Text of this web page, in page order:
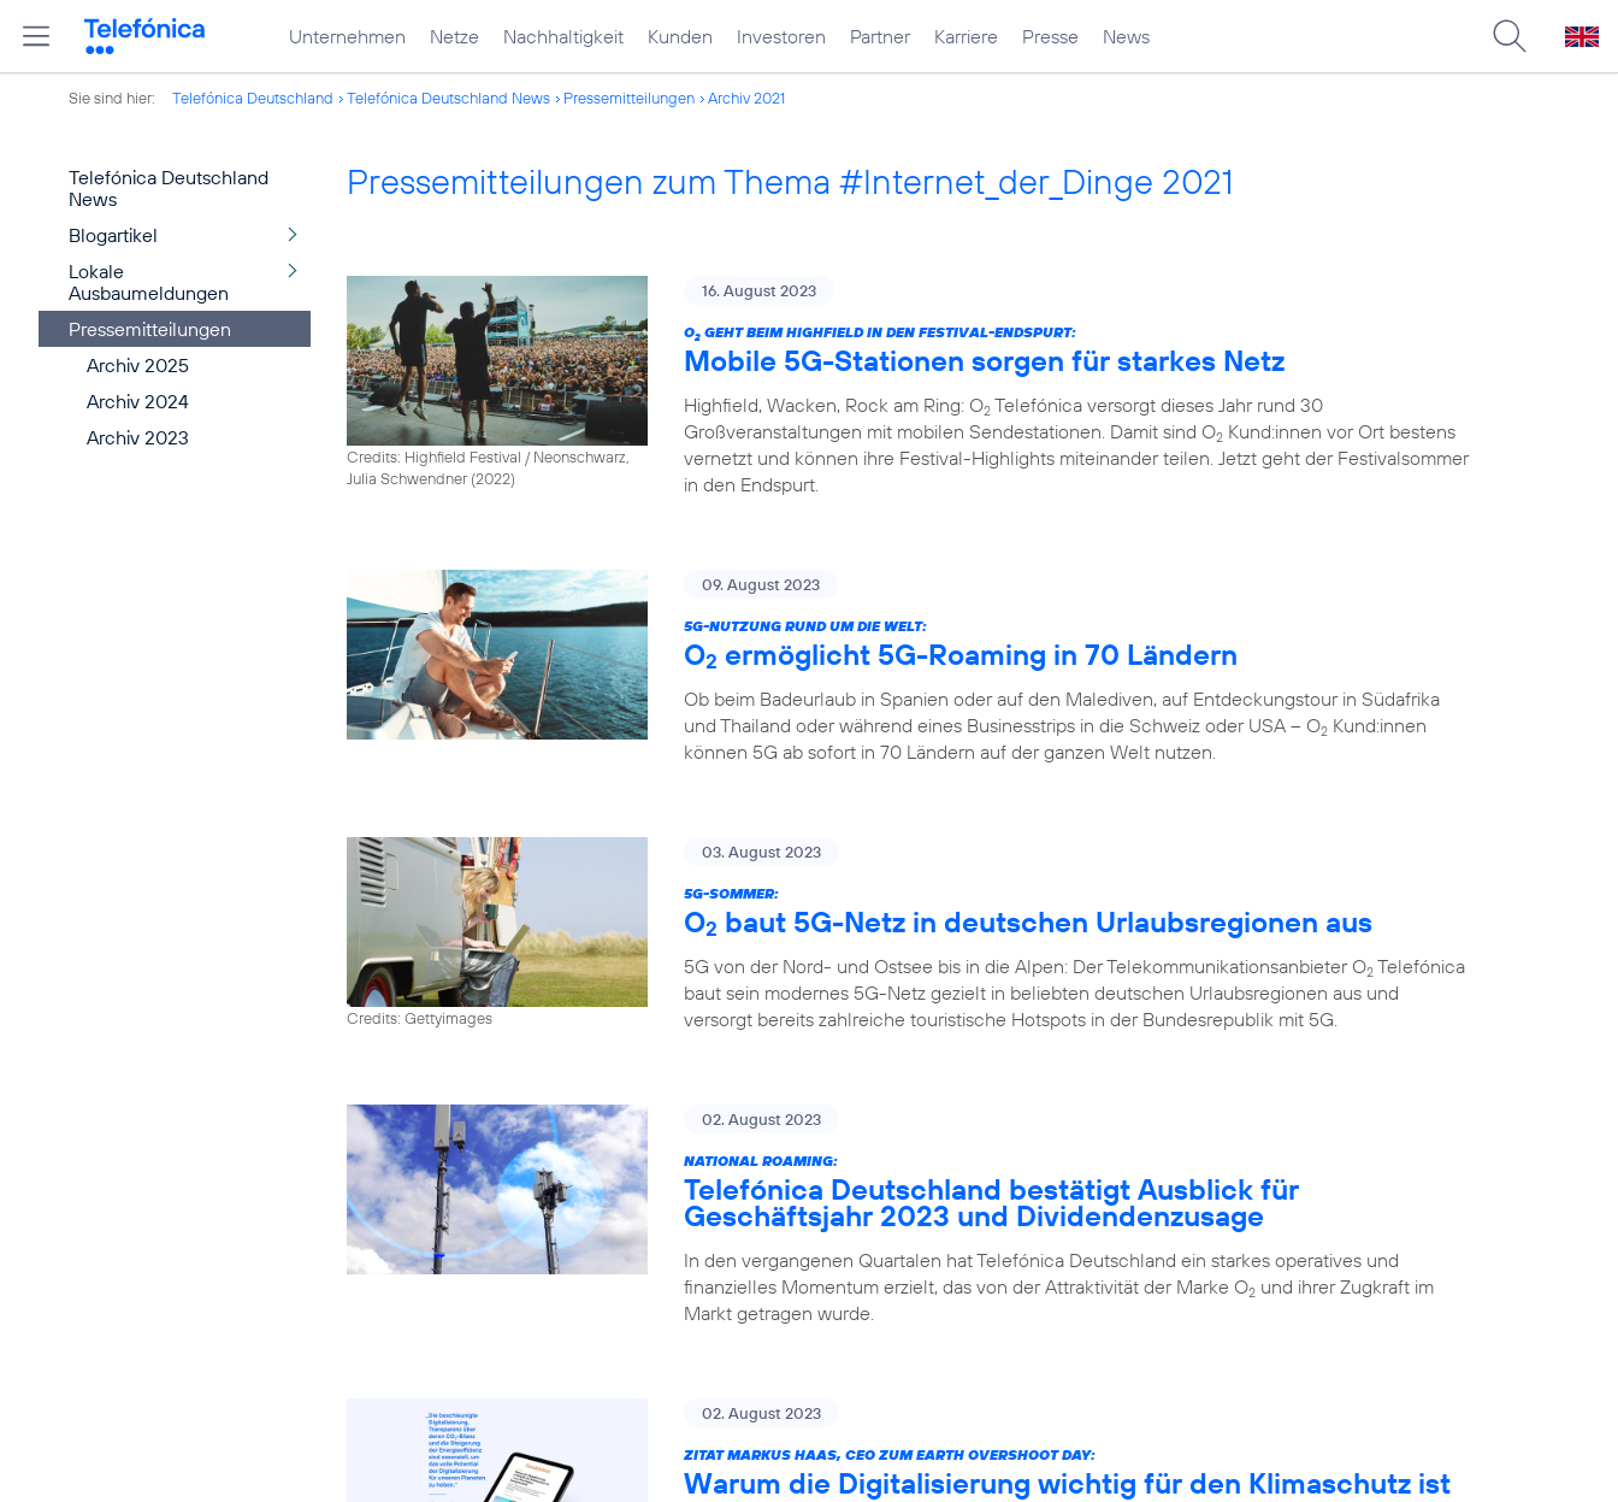
Unternehmen Netze Nachhaltigkeit Kunden Investoren Partner Karriere Presse News
Sie sind hier: Telefónica Deutschland Telefónica Deutschland News Pressemitteilungen Archiv 2021
Telefónica Deutschland
News
Blogartikel
Lokale
Ausbaumeldungen
Pressemitteilungen
Archiv 2025
Archiv 2024
Archiv 2023
Pressemitteilungen zum Thema #Internet_der_Dinge 2021
Credits: Highfield Festival / Neonschwarz,
Julia Schwendner (2022)
16. August 2023
O2 GEHT BEIM HIGHFIELD IN DEN FESTIVAL-ENDSPURT:
Mobile 5G-Stationen sorgen für starkes Netz
Highfield, Wacken, Rock am Ring: O2 Telefónica versorgt dieses Jahr rund 30
Großveranstaltungen mit mobilen Sendestationen. Damit sind O2 Kund:innen vor Ort bestens
vernetzt und können ihre Festival-Highlights miteinander teilen. Jetzt geht der Festivalsommer
in den Endspurt.
09. August 2023
5G-NUTZUNG RUND UM DIE WELT:
O2 ermöglicht 5G-Roaming in 70 Ländern
Ob beim Badeurlaub in Spanien oder auf den Malediven, auf Entdeckungstour in Südafrika
und Thailand oder während eines Businesstrips in die Schweiz oder USA – O2 Kund:innen
können 5G ab sofort in 70 Ländern auf der ganzen Welt nutzen.
Credits: Gettyimages
03. August 2023
5G-SOMMER:
O2 baut 5G-Netz in deutschen Urlaubsregionen aus
5G von der Nord- und Ostsee bis in die Alpen: Der Telekommunikationsanbieter O2 Telefónica
baut sein modernes 5G-Netz gezielt in beliebten deutschen Urlaubsregionen aus und
versorgt bereits zahlreiche touristische Hotspots in der Bundesrepublik mit 5G.
02. August 2023
NATIONAL ROAMING:
Telefónica Deutschland bestätigt Ausblick für
Geschäftsjahr 2023 und Dividendenzusage
In den vergangenen Quartalen hat Telefónica Deutschland ein starkes operatives und
finanzielles Momentum erzielt, das von der Attraktivität der Marke O2 und ihrer Zugkraft im
Markt getragen wurde.
02. August 2023
ZITAT MARKUS HAAS, CEO ZUM EARTH OVERSHOOT DAY:
Warum die Digitalisierung wichtig für den Klimaschutz ist